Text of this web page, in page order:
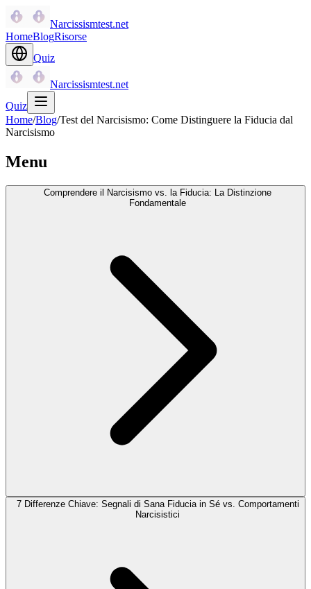
Narcissismtest.net
HomeBlogRisorse
Quiz
Narcissismtest.net
Quiz
Home/Blog/Test del Narcisismo: Come Distinguere la Fiducia dal
Narcisismo
Menu
Comprendere il Narcisismo vs. la Fiducia: La Distinzione
Fondamentale
7 Differenze Chiave: Segnali di Sana Fiducia in Sé vs. Comportamenti
Narcisistici